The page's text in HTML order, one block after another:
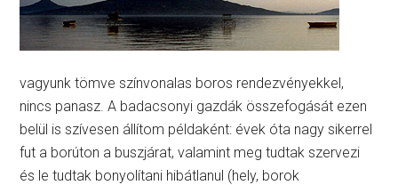
vagyunk tömve színvonalas boros rendezvényekkel,
nincs panasz. A badacsonyi gazdák összefogását ezen
belül is szívesen állítom példaként: évek óta nagy sikerrel
fut a borúton a buszjárat, valamint meg tudtak szervezi
és le tudtak bonyolítani hibátlanul (hely, borok